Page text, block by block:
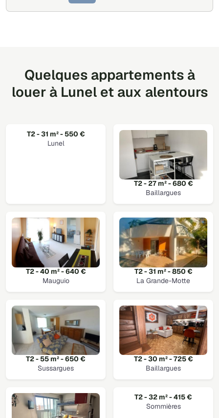
Quelques appartements à
louer à Lunel et aux alentours
T2 - 31 m² - 550 €
Lunel
T2 - 27 m² - 680 €
Baillargues
T2 - 40 m² - 640 €
Mauguio
T2 - 31 m² - 850 €
La Grande-Motte
T2 - 55 m² - 650 €
Sussargues
T2 - 30 m² - 725 €
Baillargues
T2 - 32 m² - 415 €
Sommières